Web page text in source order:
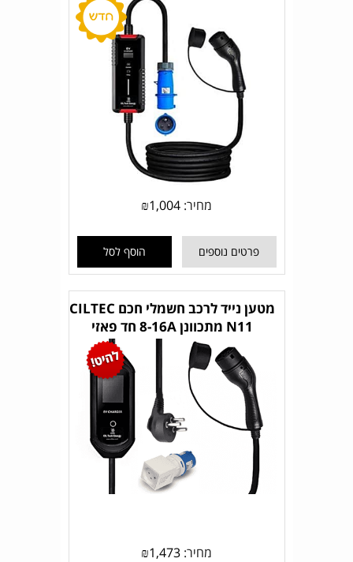
מחיר: ₪1,004
פרטים נוספים הוסף לסל
מטען נייד לרכב חשמלי חכם CILTEC
N11 מתכוונן 8-16A חד פאזי
מחיר: ₪1,473